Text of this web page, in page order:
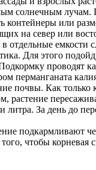
солнечным лучам.
контейнеры или
на север или
отдельные емкости
Для этого
проводят
перманганата
почвы. Как
растение
литра. За день до
подкармливают
чтобы корневая